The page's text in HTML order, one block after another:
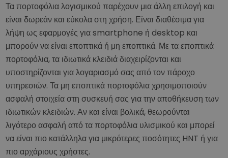
Τα πορτοφόλια λογισμικού παρέχουν μια άλλη επιλογή και
είναι δωρεάν και εύκολα στη χρήση. Είναι διαθέσιμα για
λήψη ως εφαρμογές για smartphone ή desktop και
μπορούν να είναι εποπτικά ή μη εποπτικά. Με τα εποπτικά
πορτοφόλια, τα ιδιωτικά κλειδιά διαχειρίζονται και
υποστηρίζονται για λογαριασμό σας από τον πάροχο
υπηρεσιών. Τα μη εποπτικά πορτοφόλια χρησιμοποιούν
ασφαλή στοιχεία στη συσκευή σας για την αποθήκευση των
ιδιωτικών κλειδιών. Αν και είναι βολικά, θεωρούνται
λιγότερο ασφαλή από τα πορτοφόλια υλισμικού και μπορεί
να είναι πιο κατάλληλα για μικρότερες ποσότητες HNT ή για
πιο αρχάριους χρήστες.